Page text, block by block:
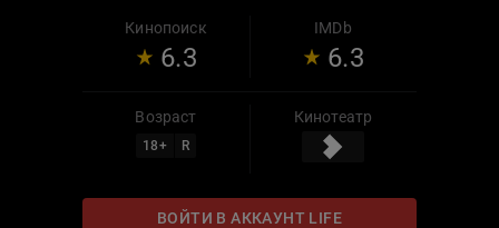
отношения начинают подвергаться
серьёзным испытаниям.
Кинопоиск
6.3
IMDb
6.3
Возраст
18+ R
Кинотеатр
ВОЙТИ В АККАУНТ LIFE